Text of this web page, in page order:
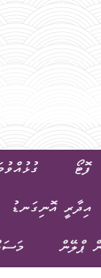
ފޮޓޯ
އިދާރީ އޮނިގަނޑު
ޕްލޭން